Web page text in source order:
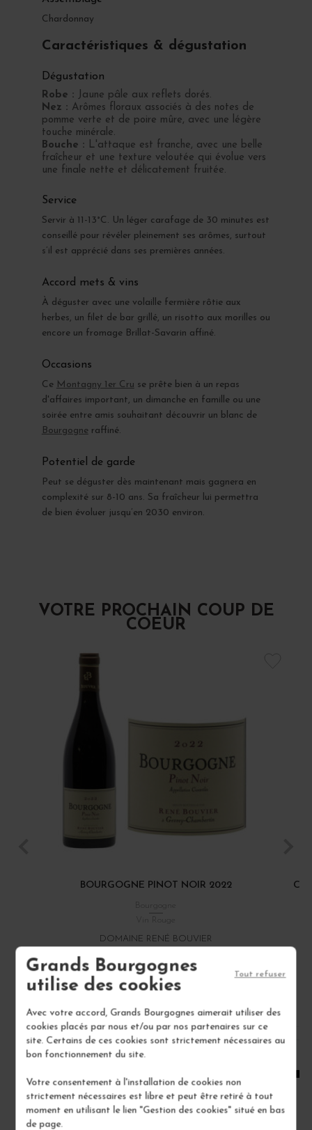
Grands Bourgognes
utilise des cookies
Avec votre accord, Grands Bourgognes aimerait utiliser des
cookies placés par nous et/ou par nos partenaires sur ce
site. Certains de ces cookies sont strictement nécessaires au
bon fonctionnement du site.
Votre consentement à l'installation de cookies non
strictement nécessaires est libre et peut être retiré à tout
moment en utilisant le lien "Gestion des cookies" situé en bas
de page.
Tout refuser
Chardonnay
Caractéristiques & dégustation
Dégustation
Robe : Jaune pâle aux reflets dorés.
Nez : Arômes floraux associés à des notes de
pomme verte et de poire mûre, avec une légère
touche minérale.
Bouche : L'attaque est franche, avec une belle
fraîcheur et une texture veloutée qui évolue vers
une finale nette et délicatement fruitée.
Service
Servir à 11-13°C. Un léger carafage de 30 minutes est
conseillé pour révéler pleinement ses arômes, surtout
s’il est apprécié dans ses premières années.
Accord mets & vins
À déguster avec une volaille fermière rôtie aux
herbes, un filet de bar grillé, un risotto aux morilles ou
encore un fromage Brillat-Savarin affiné.
Occasions
Ce Montagny 1er Cru se prête bien à un repas
d'affaires important, un dimanche en famille ou une
soirée entre amis souhaitant découvrir un blanc de
Bourgogne raffiné.
Potentiel de garde
Peut se déguster dès maintenant mais gagnera en
complexité sur 8-10 ans. Sa fraîcheur lui permettra
de bien évoluer jusqu’en 2030 environ.
VOTRE PROCHAIN COUP DE
COEUR
BOURGOGNE PINOT NOIR 2022
DOMAINE RENÉ BOUVIER
22,00 €
/ 75 cl : Bouteille
1